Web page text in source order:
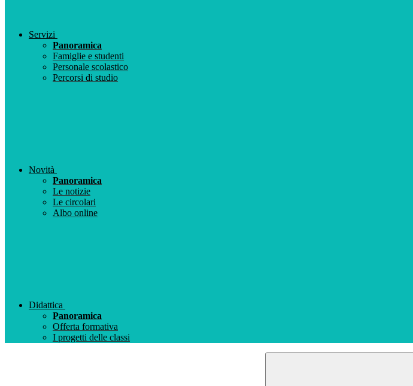
Servizi
Panoramica
Famiglie e studenti
Personale scolastico
Percorsi di studio
Novità
Panoramica
Le notizie
Le circolari
Albo online
Didattica
Panoramica
Offerta formativa
I progetti delle classi